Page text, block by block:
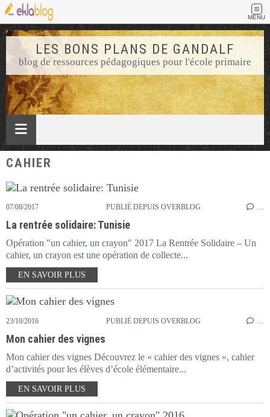
MENU
LES BONS PLANS DE GANDALF
blog de ressources pédagogiques pour l'école primaire
CAHIER
07/08/2017 PUBLIÉ DEPUIS OVERBLOG …
La rentrée solidaire: Tunisie
Opération "un cahier, un crayon" 2017 La Rentrée Solidaire – Un
cahier, un crayon est une opération de collecte...
EN SAVOIR PLUS
23/10/2016 PUBLIÉ DEPUIS OVERBLOG
Mon cahier des vignes
Mon cahier des vignes Découvrez le « cahier des vignes », cahier
d’activités pour les élèves d’école élémentaire...
EN SAVOIR PLUS